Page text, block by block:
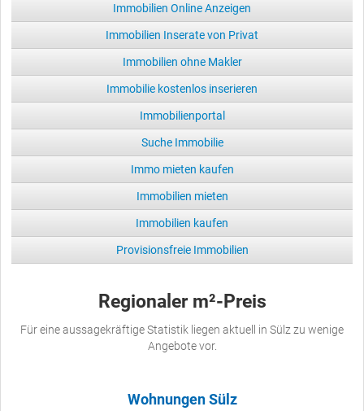
Immobilien Online Anzeigen
Immobilien Inserate von Privat
Immobilien ohne Makler
Immobilie kostenlos inserieren
Immobilienportal
Suche Immobilie
Immo mieten kaufen
Immobilien mieten
Immobilien kaufen
Provisionsfreie Immobilien
Regionaler m²-Preis
Für eine aussagekräftige Statistik liegen aktuell in Sülz zu wenige
Angebote vor.
Wohnungen Sülz